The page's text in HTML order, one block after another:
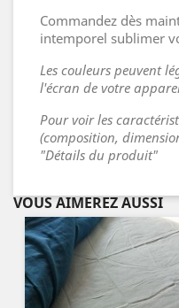
Commandez dès
intemporel sublimer
Les couleurs peuvent
l'écran de votre
Pour voir les
(composition,
"Détails du produit"
VOUS AIMEREZ AUSSI